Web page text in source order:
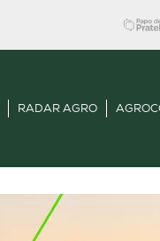
RADAR AGRO